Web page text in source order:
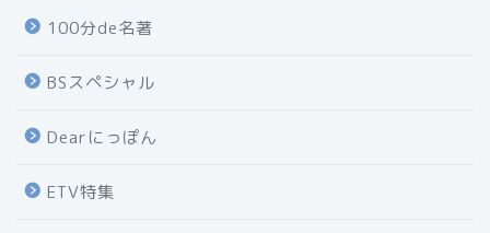
100分de名著
BSスペシャル
Dearにっぽん
ETV特集